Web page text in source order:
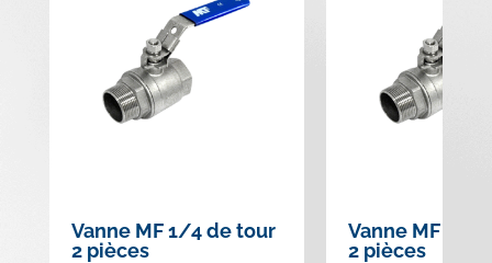
Vanne MF 1/4 de tour
2 pièces
Vanne MF 1/4
2 pièces